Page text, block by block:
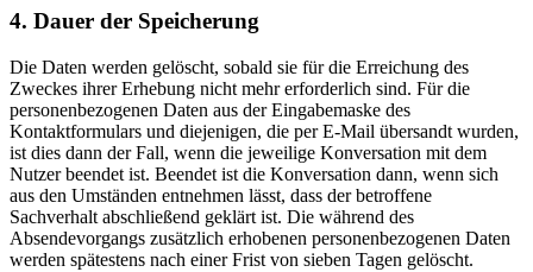
4. Dauer der Speicherung
Die Daten werden gelöscht, sobald sie für die Erreichung des
Zweckes ihrer Erhebung nicht mehr erforderlich sind. Für die
personenbezogenen Daten aus der Eingabemaske des
Kontaktformulars und diejenigen, die per E-Mail übersandt wurden,
ist dies dann der Fall, wenn die jeweilige Konversation mit dem
Nutzer beendet ist. Beendet ist die Konversation dann, wenn sich
aus den Umständen entnehmen lässt, dass der betroffene
Sachverhalt abschließend geklärt ist. Die während des
Absendevorgangs zusätzlich erhobenen personenbezogenen Daten
werden spätestens nach einer Frist von sieben Tagen gelöscht.